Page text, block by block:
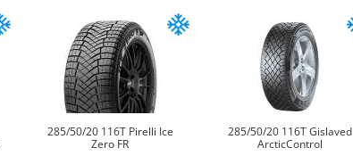
285/50/20 116T Pirelli Ice
Zero FR
285/50/20 116T Gislaved
ArcticControl